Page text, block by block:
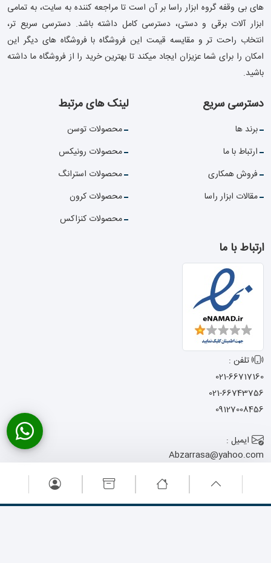
های بی وقفه گروه ابزار راسا بر آن است تا مراجعه کننده به سایت، به تمامی
ابزار آلات برقی و دستی، دسترسی کامل داشته باشد. دسترسی سریع تر،
انتخاب راحت تر و مقایسه قیمت این فروشگاه با فروشگاه های دیگر این
امکان را برای شما عزیزان ایجاد میکند تا بهترین خرید را از فروشگاه ما داشته
باشید.
دسترسی سریع
برند ها
ارتباط با ما
فروش همکاری
مقالات ابزار راسا
لینک های مرتبط
محصولات توسن
محصولات رونیکس
محصولات استرانگ
محصولات کرون
محصولات کنزاکس
ارتباط با ما
تلفن :
021-66717160
021-66743756
09127008456
ایمیل :
Abzarrasa@yahoo.com
آدرس :
تهران - خیابان امام
خمینی - نرسیده به میدان حسن آباد